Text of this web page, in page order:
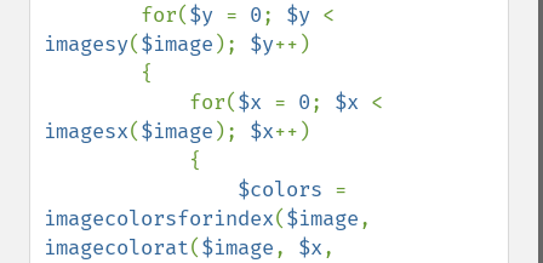
        for(
$y = 0; $y
imagesy($image ); $y++)
            for(
$x = 0; $x
imagesx($image ); $x++)
$colors
imagecolorsforindex($image
imagecolorat($image, $x